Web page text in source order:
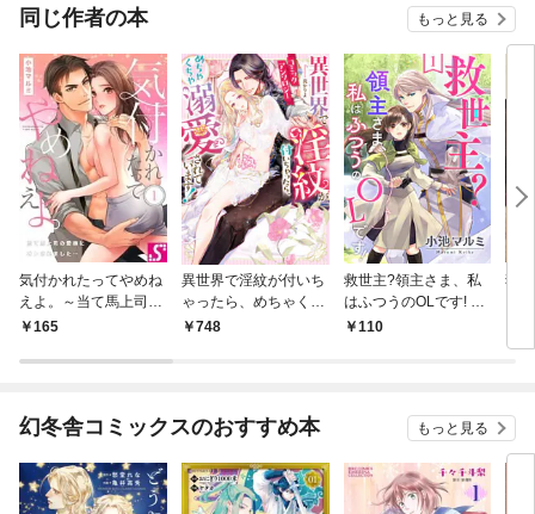
同じ作者の本 もっと見る
気付かれたってやめね
えよ。～当て馬上司の
愛撫にオトされまし
165
異世界で淫紋が付いち
ゃったら、めちゃくち
ゃ溺愛されています！
748
救世主?領主さま、私
はふつうのOLです! 1
巻110
独
幻冬舎コミックスのおすすめ本 もっと見る